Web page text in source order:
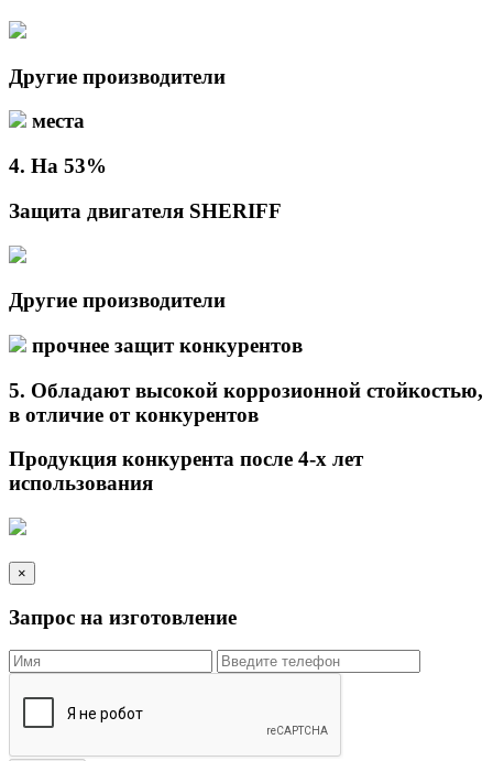
Другие производители
места
4. На 53%
Защита двигателя SHERIFF
Другие производители
прочнее защит конкурентов
5. Обладают высокой коррозионной стойкостью,
в отличие отконкурентов
Продукция конкурента после 4-х лет
использования
×
Запрос на изготовление